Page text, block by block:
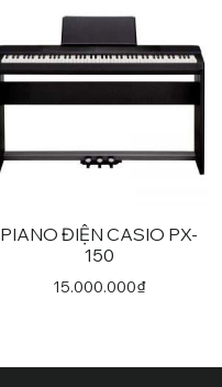
PIANO ĐIỆN CASIO PX-
150
15.000.000₫